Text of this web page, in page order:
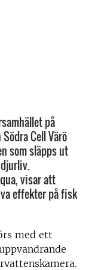
på
Cell Värö
som släpps ut
visar att
effekter på fisk
med ett